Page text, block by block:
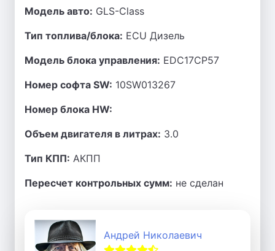
Модель авто: GLS-Class
Тип топлива/блока: ECU Дизель
Модель блока управления: EDC17CP57
Номер софта SW: 10SW013267
Номер блока HW:
Объем двигателя в литрах: 3.0
Тип КПП: АКПП
Пересчет контрольных сумм: не сделан
Андрей Николаевич